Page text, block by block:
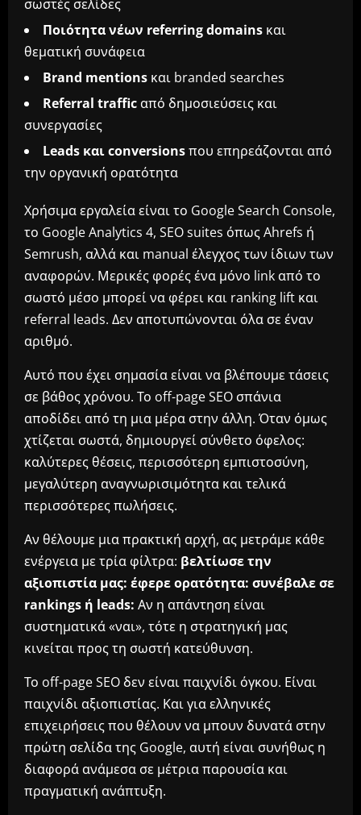
σωστές σελίδες
Ποιότητα νέων referring domains και
θεματική συνάφεια
Brand mentions και branded searches
Referral trafficαπό δημοσιεύσεις και
συνεργασίες
Leads και conversionsπου επηρεάζονται από
την οργανική ορατότητα
Χρήσιμα εργαλεία είναι το Google Search Console,
το Google Analytics 4, SEO suites όπως Ahrefs ή
Semrush, αλλά και manual έλεγχος των ίδιων των
αναφορών. Μερικές φορές ένα μόνο link από το
σωστό μέσο μπορεί να φέρει και ranking lift και
referral leads. Δεν αποτυπώνονται όλα σε έναν
αριθμό.
Αυτό που έχει σημασία είναι να βλέπουμε τάσεις
σε βάθος χρόνου. Το off-page SEO σπάνια
αποδίδει από τη μια μέρα στην άλλη. Όταν όμως
χτίζεται σωστά, δημιουργεί σύνθετο όφελος:
καλύτερες θέσεις, περισσότερη εμπιστοσύνη,
μεγαλύτερη αναγνωρισιμότητα και τελικά
περισσότερες πωλήσεις.
Αν θέλουμε μια πρακτική αρχή, ας μετράμε κάθε
ενέργεια με τρία φίλτρα: βελτίωσε την
αξιοπιστία μας: έφερε ορατότητα: συνέβαλε σε
rankings ή leads: Αν η απάντηση είναι
συστηματικά «ναι», τότε η στρατηγική μας
κινείται προς τη σωστή κατεύθυνση.
Το off-page SEO δεν είναι παιχνίδι όγκου. Είναι
παιχνίδι αξιοπιστίας. Και για ελληνικές
επιχειρήσεις που θέλουν να μπουν δυνατά στην
πρώτη σελίδα της Google, αυτή είναι συνήθως η
διαφορά ανάμεσα σε μέτρια παρουσία και
πραγματική ανάπτυξη.